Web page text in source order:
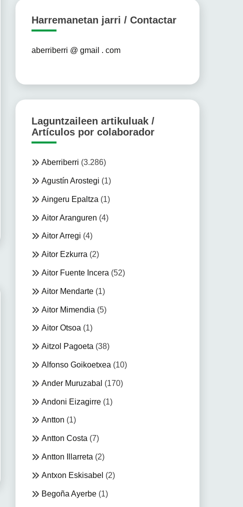
Harremanetan jarri / Contactar
aberriberri @ gmail . com
Laguntzaileen artikuluak /
Artículos por colaborador
Aberriberri (3.286)
Agustín Arostegi (1)
Aingeru Epaltza (1)
Aitor Aranguren (4)
Aitor Arregi (4)
Aitor Ezkurra (2)
Aitor Fuente Incera (52)
Aitor Mendarte(1)
Aitor Mimendia (5)
Aitor Otsoa (1)
Aitzol Pagoeta (38)
Alfonso Goikoetxea (10)
Ander Muruzabal (170)
Andoni Eizagirre(1)
Antton (1)
Antton Costa (7)
Antton Illarreta (2)
Antxon Eskisabel (2)
Begoña Ayerbe(1)